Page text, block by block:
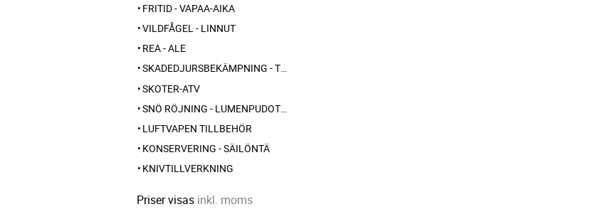
FRITID - VAPAA-AIKA
VILDFÅGEL - LINNUT
REA - ALE
SKADEDJURSBEKÄMPNING - TUHOLAISTORJUNTA
SKOTER-ATV
SNÖ RÖJNING - LUMENPUDOTUS
LUFTVAPEN TILLBEHÖR
KONSERVERING - SÄILÖNTÄ
KNIVTILLVERKNING
Priser visas inkl. moms